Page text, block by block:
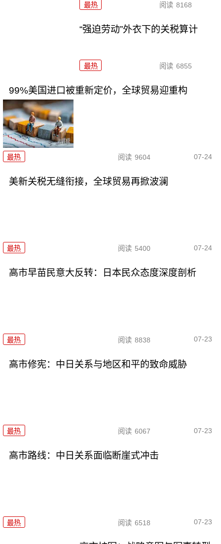
最热 阅读 8168
“强迫劳动”外衣下的关税算计
最热 阅读 6855
99%美国进口被重新定价，全球贸易迎重构
最热 阅读 9604 07-24
美新关税无缝衔接，全球贸易再掀波澜
最热 阅读 5400 07-24
高市早苗民意大反转：日本民众态度深度剖析
最热 阅读 8838 07-23
高市修宪：中日关系与地区和平的致命威胁
最热 阅读 6067 07-23
高市路线：中日关系面临断崖式冲击
最热 阅读 6518 07-23